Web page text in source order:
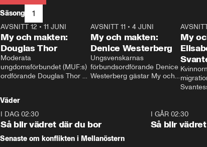
Säsong 1
26:27
AVSNITT 12 • 11 JUNI
My och makten:
Douglas Thor
Moderata
ungdomsförbundet (MUF:s)
ordförande Douglas Thor
tonårsutvisningarna och hur
Moderaterna ska locka
väljare till valet i höst.
23:40
AVSNITT 11 •4 JUNI
My och makten:
Denice Westerberg
Ungsvenskarnas
förbundsordförande Denice
Westerberg gästar My och
My
Väder
I DAG 02:30
Så blir vädret där du bor
I GÅR 02:30
Så blir
Senaste om konflikten i Mellanöstern